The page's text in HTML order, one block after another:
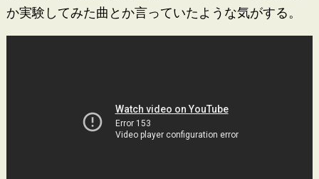
か実験してみた曲とか言っていたような気がする。